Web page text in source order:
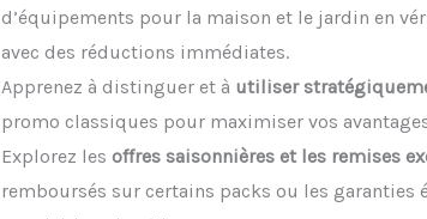
d’équipements pour la maison et le jardin en
avec des réductions immédiates.
Apprenez à distinguer et à utiliser
promo classiques pour maximiser vos
Explorez les offres saisonnières et les remises
remboursés sur certains packs ou les garanties